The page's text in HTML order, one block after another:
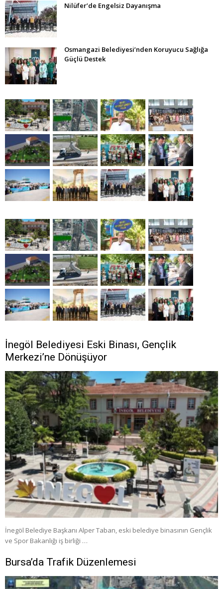
Nilüfer’de Engelsiz Dayanışma
Osmangazi Belediyesi’nden Koruyucu Sağlığa
Güçlü Destek
İnegöl Belediyesi Eski Binası, Gençlik
Merkezi’ne Dönüşüyor
İnegöl Belediye Başkanı Alper Taban, eski belediye binasının Gençlik
ve Spor Bakanlığı iş birliği …
Bursa’da Trafik Düzenlemesi